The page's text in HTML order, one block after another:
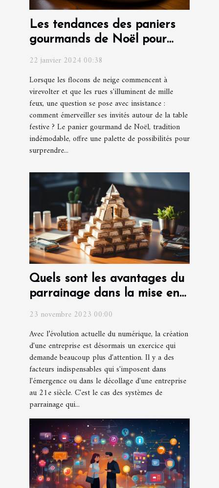
Les tendances des paniers
gourmands de Noël pour
surprendre vos invités
22 janvier 2024 00:38
Lorsque les flocons de neige commencent à
virevolter et que les rues s'illuminent de mille
feux, une question se pose avec insistance :
comment émerveiller ses invités autour de la table
festive ? Le panier gourmand de Noël, tradition
indémodable, offre une palette de possibilités pour
surprendre...
Quels sont les avantages du
parrainage dans la mise en
place d'une entreprise ?
23 novembre 2023 00:00
Avec l’évolution actuelle du numérique, la création
d'une entreprise est désormais un exercice qui
demande beaucoup plus d'attention. Il y a des
facteurs indispensables qui s'imposent dans
l'émergence ou dans le décollage d'une entreprise
au 21e siècle. C'est le cas des systèmes de
parrainage qui...